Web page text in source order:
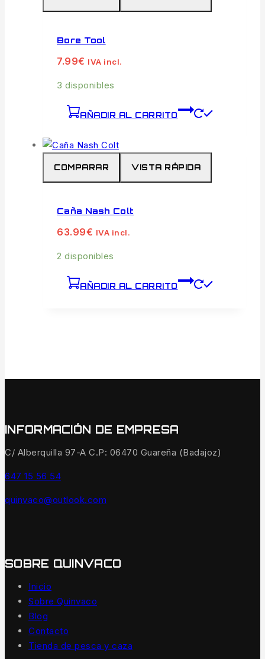
Bore Tool
7.99€ IVA incl.
3 disponibles
AÑADIR AL CARRITO
COMPARAR VISTA RÁPIDA
Caña Nash Colt
63.99€ IVA incl.
2 disponibles
AÑADIR AL CARRITO
INFORMACIÓN DE EMPRESA
C/ Alberquilla 97-A C.P: 06470 Guareña (Badajoz)
647 15 56 54
quinvaco@outlook.com
SOBRE QUINVACO
Inicio
Sobre Quinvaco
Blog
Contacto
Tienda de pesca y caza